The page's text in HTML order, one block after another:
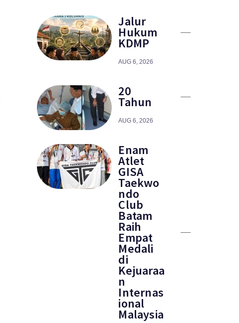
Jalur
Hukum
KDMP
AUG 6, 2026
20
Tahun
AUG 6, 2026
Enam
Atlet
GISA
Taekwo
ndo
Club
Batam
Raih
Empat
Medali
di
Kejuaraa
n
Internas
ional
Malaysia